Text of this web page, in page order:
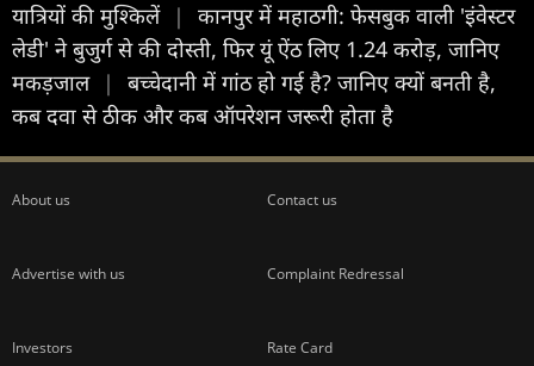
यात्रियों की मुश्किलें |
कानपुर में महाठगी: फेसबुक वाली 'इंवेस्टर
लेडी' ने बुजुर्ग से की दोस्ती, फिर यूं ऐंठ लिए 1.24 करोड़, जानिए
मकड़जाल |
बच्चेदानी में गांठ हो गई है? जानिए क्यों बनती है,
कब दवा से ठीक और कब ऑपरेशन जरूरी होता है
About us Contact us
Advertise with us Complaint Redressal
Investors Rate Card